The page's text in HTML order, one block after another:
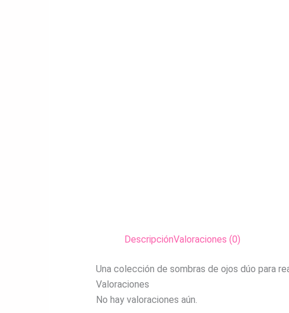
DescripciónValoraciones (0)
Una colección de sombras de ojos dúo para
Valoraciones
No hay valoraciones aún.